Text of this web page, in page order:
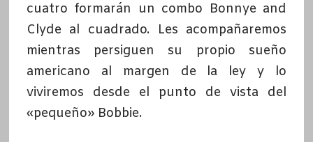
cuatro formarán un combo Bonnye and
Clyde al cuadrado. Les acompañaremos
mientras persiguen su propio sueño
americano al margen de la ley y lo
viviremos desde el punto de vista del
«pequeño» Bobbie.